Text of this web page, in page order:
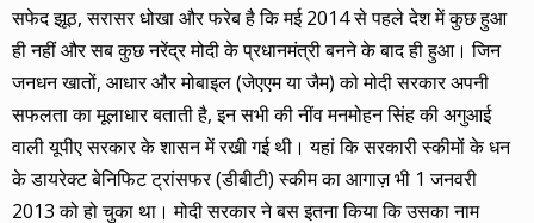
सफेद झूठ, सरासर धोखा और फरेब है कि मई 2014 से पहले देश में कुछ हुआ
ही नहीं और सब कुछ नरेंद्र मोदी के प्रधानमंत्री बनने के बाद ही हुआ। जिन
जनधन खातों, आधार और मोबाइल (जेएएम या जैम) को मोदी सरकार अपनी
सफलता का मूलाधार बताती है, इन सभी की नींव मनमोहन सिंह की अगुआई
वाली यूपीए सरकार के शासन में रखी गई थी। यहां कि सरकारी स्कीमों के धन
के डायरेक्ट बेनिफिट ट्रांसफर (डीबीटी) स्कीम का आगाज़ भी 1 जनवरी
2013 को हो चुका था। मोदी सरकार ने बस इतना किया कि उसका नाम